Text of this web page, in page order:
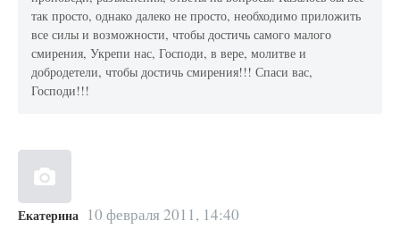
так просто, однако далеко не просто, необходимо приложить
все силы и возможности, чтобы достичь самого малого
смирения, Укрепи нас, Господи, в вере, молитве и
добродетели, чтобы достичь смирения!!! Спаси вас,
Господи!!!
Екатерина 10 февраля 2011, 14:40